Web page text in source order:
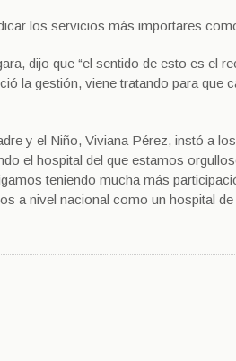
los servicios más importares
dijo que “el sentido de esto es el
la gestión, viene tratando para que
y el Niño, Viviana Pérez, instó a
el hospital del que estamos
teniendo mucha más
a nivel nacional como un hospital